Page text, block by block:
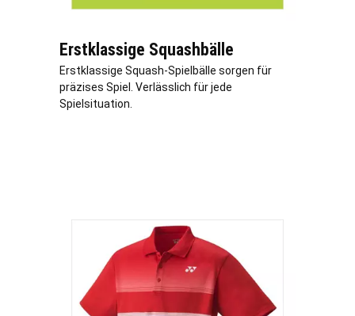
Erstklassige Squashbälle
Erstklassige Squash-Spielbälle sorgen für
präzises Spiel. Verlässlich für jede
Spielsituation.